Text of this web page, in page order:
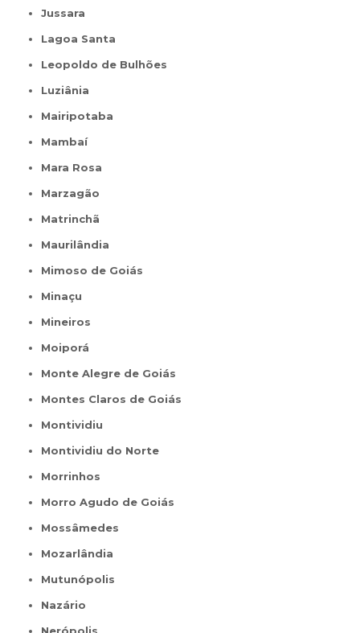
Jussara
Lagoa Santa
Leopoldo de Bulhões
Luziânia
Mairipotaba
Mambaí
Mara Rosa
Marzagão
Matrinchã
Maurilândia
Mimoso de Goiás
Minaçu
Mineiros
Moiporá
Monte Alegre de Goiás
Montes Claros de Goiás
Montividiu
Montividiu do Norte
Morrinhos
Morro Agudo de Goiás
Mossâmedes
Mozarlândia
Mutunópolis
Nazário